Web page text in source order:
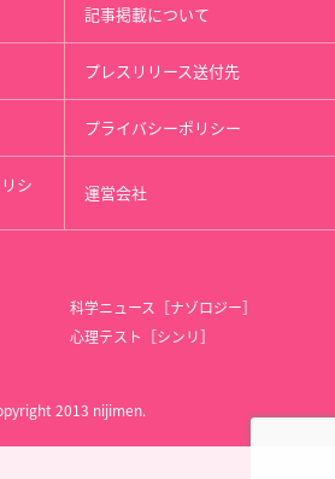
記事掲載について
プレスリリース送付先
プライバシーポリシー
シ 運営会社
科学ニュース［ナゾロジー］
心理テスト［シンリ］
2013 nijimen.